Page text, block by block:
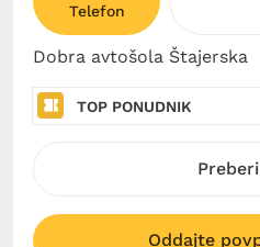
Dobra avtošola Štajerska
Telefon
TOP PONUDNIK
Oddajte